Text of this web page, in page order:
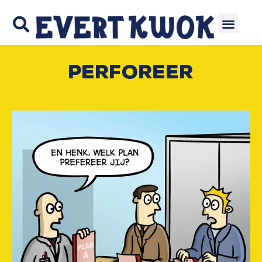
Perforeer